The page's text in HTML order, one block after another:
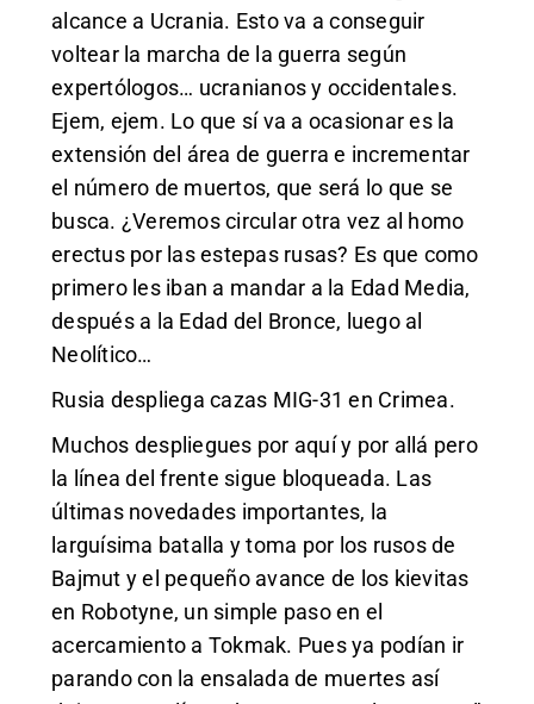
alcance a Ucrania. Esto va a conseguir
voltear la marcha de la guerra según
expertólogos… ucranianos y occidentales.
Ejem, ejem. Lo que sí va a ocasionar es la
extensión del área de guerra e incrementar
el número de muertos, que será lo que se
busca. ¿Veremos circular otra vez al homo
erectus por las estepas rusas? Es que como
primero les iban a mandar a la Edad Media,
después a la Edad del Bronce, luego al
Neolítico…
Rusia despliega cazas MIG-31 en Crimea.
Muchos despliegues por aquí y por allá pero
la línea del frente sigue bloqueada. Las
últimas novedades importantes, la
larguísima batalla y toma por los rusos de
Bajmut y el pequeño avance de los kievitas
en Robotyne, un simple paso en el
acercamiento a Tokmak. Pues ya podían ir
parando con la ensalada de muertes así